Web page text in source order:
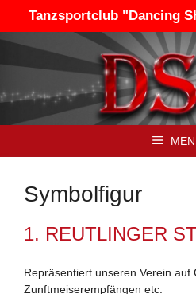
springen
Tanzsportclub "Dancing
Symbolfigur
1. REUTLINGER
Repräsentiert unseren Verein auf
Zunftmeiserempfängen etc.